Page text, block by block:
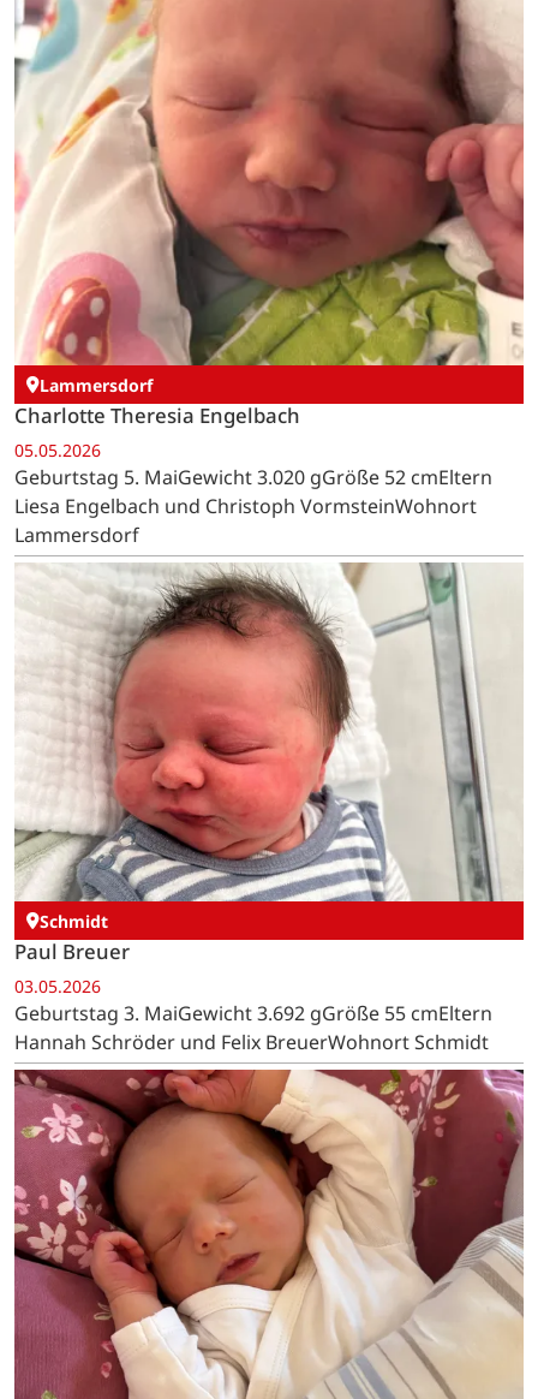
Lammersdorf
Charlotte Theresia Engelbach
05.05.2026
Geburtstag 5. MaiGewicht 3.020 gGröße 52 cmEltern
Liesa Engelbach und Christoph VormsteinWohnort
Lammersdorf
Schmidt
Paul Breuer
03.05.2026
Geburtstag 3. MaiGewicht 3.692 gGröße 55 cmEltern
Hannah Schröder und Felix BreuerWohnort Schmidt